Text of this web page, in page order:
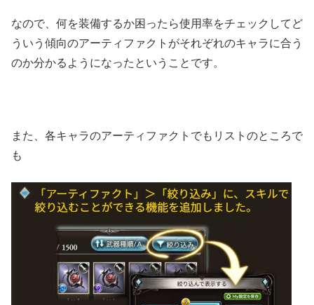
なので、何を装備するか困ったら使用率をチェックしてど
ういう傾向のアーティファクトがそれぞれのキャラに合う
のか分かるようになったということです。
また、各キャラのアーティファクトでもリストのところで
も